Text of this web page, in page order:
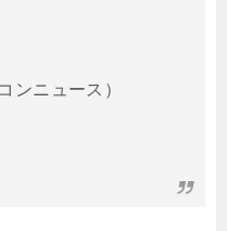
ンニュース）